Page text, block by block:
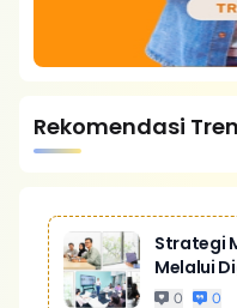
Rekomendasi
Strategi
Melalui
Bisnis
0 0